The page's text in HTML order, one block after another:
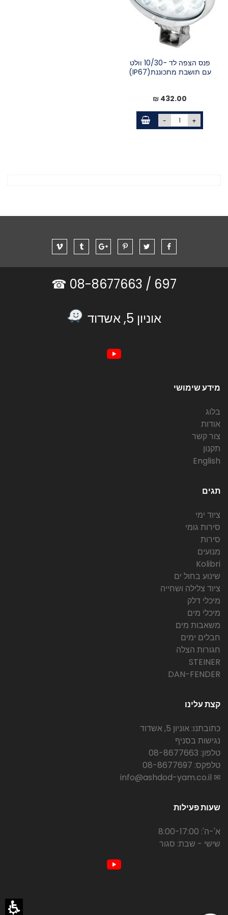
פנס הצפה לד -10/30 וולט
עם תושבת מתכוננת(IP67)
432.00 ₪
- +
697 /
אוניון 5, אשדוד
מידע שימושי
בלוג
אודות
צור קשר
תקנון
English
תגים
ציוד ימי
סירות גומי
סירות
מנועים
Kolibri
שינוע בחול ים
ציוד צלילה ושחייה
מיכלי דלק
מיכלי מים
משאבות מים
חבלים ימים
חגורות הצלה
STEINER
DAN-FENDER
קצת עלינו
כתובתנו: אוניון 5, אשדוד
נגישות בסניף
טלפון: 08-8677663
טלפקס: 08-8677697
✉ info@ashdod-yam.co.il
שעות פעילות
א'-ה': 8:00-17:00
שישי - שבת: סגור